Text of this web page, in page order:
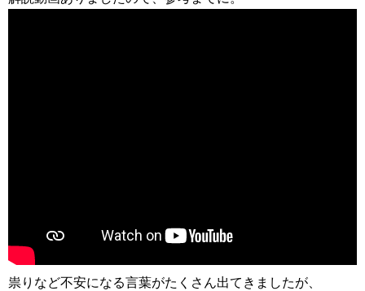
祟りなど不安になる言葉がたくさん出てきましたが、